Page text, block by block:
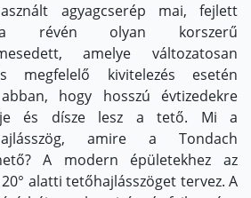
agyagcserép mai, fejlett
révén olyan korszerű
amelye változatosan
megfelelő kivitelezés esetén
hogy hosszú évtizedekre
és dísze lesz a tető. Mi a
amire a Tondach
A modern épületekhez az
alatti tetőhajlásszöget tervez. A